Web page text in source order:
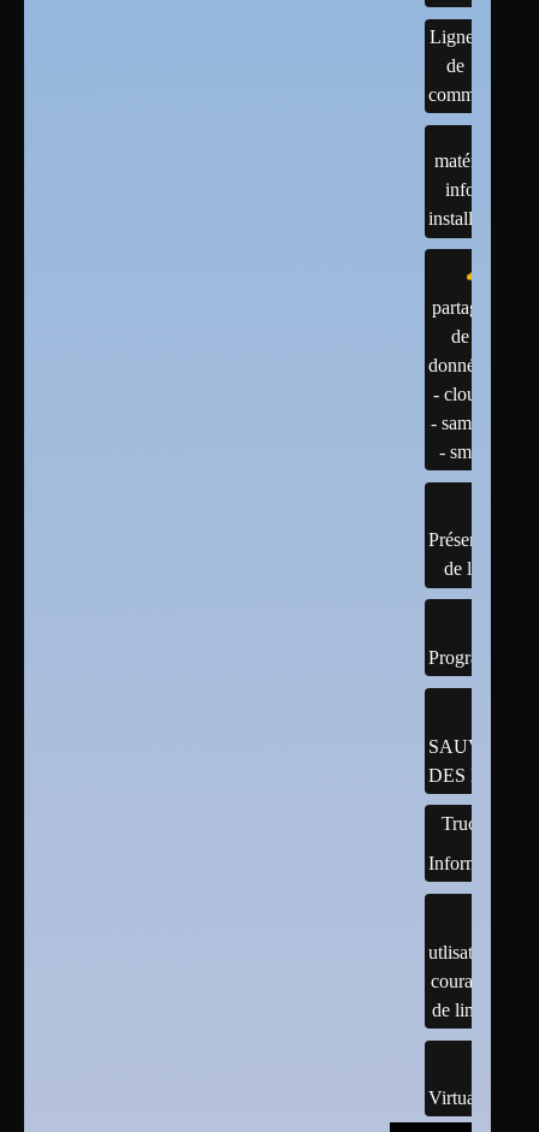
Lignes
de
commandes
matériels :
infos et
installations
partage
de
données
- cloud
- samba
- smb
Présentation
de linux
DES
Trucs
Informatiques
utlisation
courante
de linux
Virtualisation